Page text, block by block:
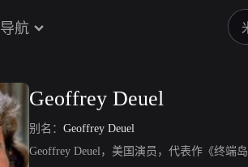
导航
Geoffrey Deuel
别名： Geoffrey Deuel
Geoffrey Deuel，美国演员，代表作《终端岛